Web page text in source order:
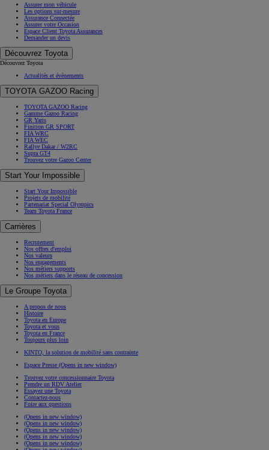
Assurer mon véhicule
Les options sur-mesure
Assurance Connectée
Assurer votre Occasion
Espace Client Toyota Assurances
Demander un devis
Découvrez Toyota
Découvrez Toyota
Actualités et évènements
TOYOTA GAZOO Racing
TOYOTA GAZOO Racing
Gamme Gazoo Racing
GR Yaris
Finition GR SPORT
FIA WRC
FIA WEC
Rallye Dakar / W2RC
Supra GT4
Trouvez votre Gazoo Center
Start Your Impossible
Start Your Impossible
Projets de mobilité
Partenariat Special Olympics
Team Toyota France
Carrières
Recrutement
Nos offres d'emploi
Nos valeurs
Nos engagements
Nos métiers supports
Nos métiers dans le réseau de concession
Le Groupe Toyota
A propos de nous
Histoire
Toyota en Europe
Toyota et vous
Toyota en France
Toujours plus loin
KINTO, la solution de mobilité sans contrainte
Espace Presse (Opens in new window)
Trouvez votre concessionnaire Toyota
Prendre un RDV Atelier
Essayez une Toyota
Contactez-nous
Foire aux questions
(Opens in new window)
(Opens in new window)
(Opens in new window)
(Opens in new window)
(Opens in new window)